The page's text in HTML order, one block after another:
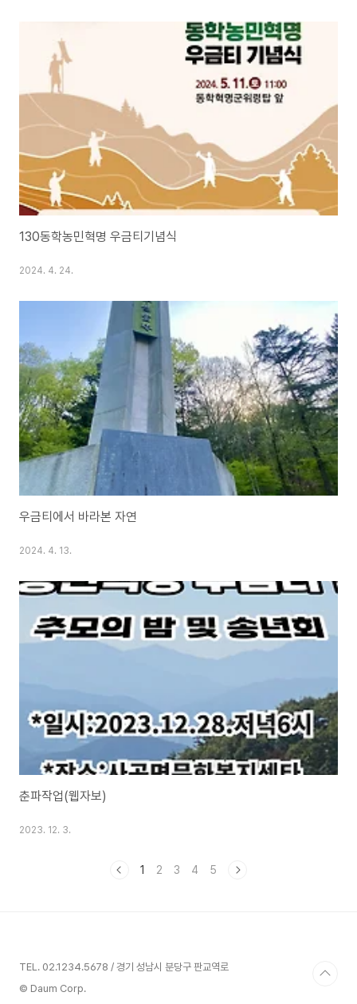
130동학농민혁명 우금티기념식
2024. 4. 24.
우금티에서 바라본 자연
2024. 4. 13.
춘파작업(웹자보)
2023. 12. 3.
1 2 3 4 5
TEL. 02.1234.5678 / 경기 성남시 분당구 판교역로
© Daum Corp.